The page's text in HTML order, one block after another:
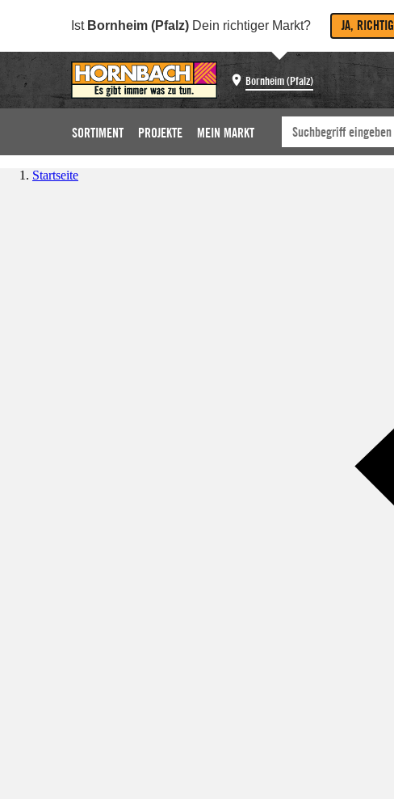
Ist Bornheim (Pfalz) Dein richtiger Markt? JA, RICHTIG
Bornheim (Pfalz)
SORTIMENT PROJEKTE MEIN MARKT
Startseite